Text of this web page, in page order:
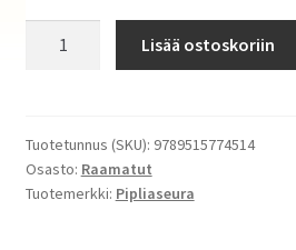
Lisää ostoskoriin
Tuotetunnus (SKU): 9789515774514
Osasto: Raamatut
Tuotemerkki: Pipliaseura